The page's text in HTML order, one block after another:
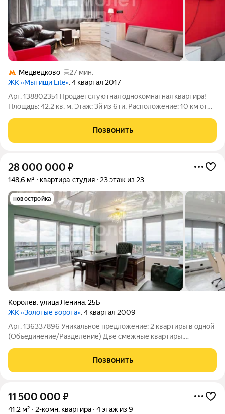
Медведково
27 мин.
ЖК «Мытищи Lite», 4 квартал 2017
Арт. 138802351 Продаётся уютная однокомнатная квартира!
Площадь: 42,2 кв. м. Этаж: 3й из 6ти. Расположение: 10 км от
функциональной однокомнатной квартиры в современном ЖК
идеальное сочетание
Позвонить
28 000 000 ₽
148,6 м² квартира-студия 23 этаж из 23
новостройка
Королёв,улица Ленина, 25Б
ЖК «Золотые ворота», 4 квартал 2009
Арт. 136337896 Уникальное предложение: 2 квартиры в одной
(Объединение/Разделение) Две смежные квартиры,
Идеально для большой семьи или бизнеса. Изолированный
Позвонить
11 500 000 ₽
41,2 м² 2-комн. квартира 4 этаж из 9